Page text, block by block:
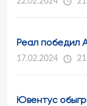
Реал победил
17.02.2024
Ювентус